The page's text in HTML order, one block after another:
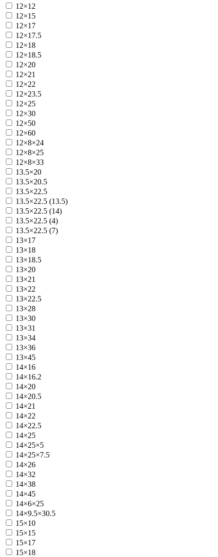
12×12
12×15
12×17
12×17.5
12×18
12×18.5
12×20
12×21
12×22
12×23.5
12×25
12×30
12×50
12×60
12×8×24
12×8×25
12×8×33
13.5×20
13.5×20.5
13.5×22.5
13.5×22.5 (13.5)
13.5×22.5 (14)
13.5×22.5 (4)
13.5×22.5 (7)
13×17
13×18
13×18.5
13×20
13×21
13×22
13×22.5
13×28
13×30
13×31
13×34
13×36
13×45
14×16
14×16.2
14×20
14×20.5
14×21
14×22
14×22.5
14×25
14×25×5
14×25×7.5
14×26
14×32
14×38
14×45
14×6×25
14×9.5×30.5
15×10
15×15
15×17
15×18